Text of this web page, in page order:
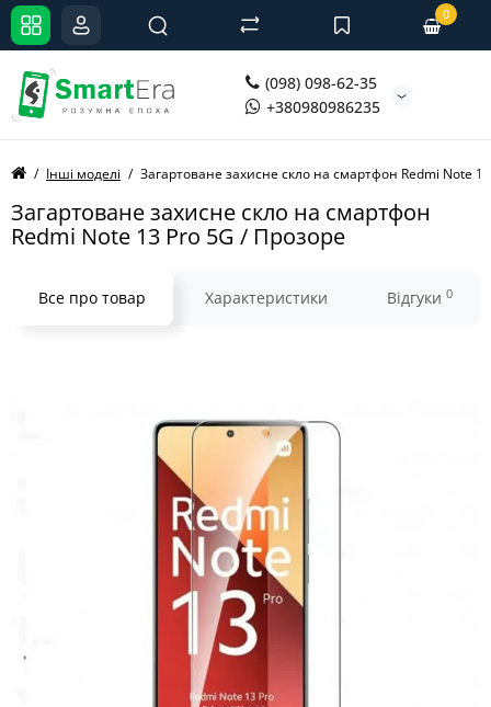
(098) 098-62-35
+380980986235
0
Інші моделі Загартоване захисне скло на смартфон Redmi Note
Загартоване захисне скло на смартфон
Redmi Note 13 Pro 5G / Прозоре
Все про товар Характеристики Відгуки 0